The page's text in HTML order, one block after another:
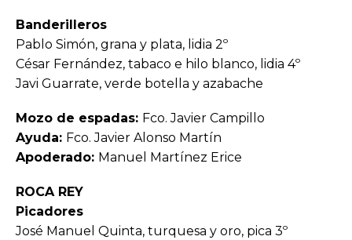
Banderilleros
Pablo Simón, grana y plata, lidia 2º
César Fernández, tabaco e hilo blanco, lidia 4º
Javi Guarrate, verde botella y azabache
Mozo de espadas: Fco. Javier Campillo
Ayuda: Fco. Javier Alonso Martín
Apoderado: Manuel Martínez Erice
ROCA REY
Picadores
José Manuel Quinta, turquesa y oro, pica 3º